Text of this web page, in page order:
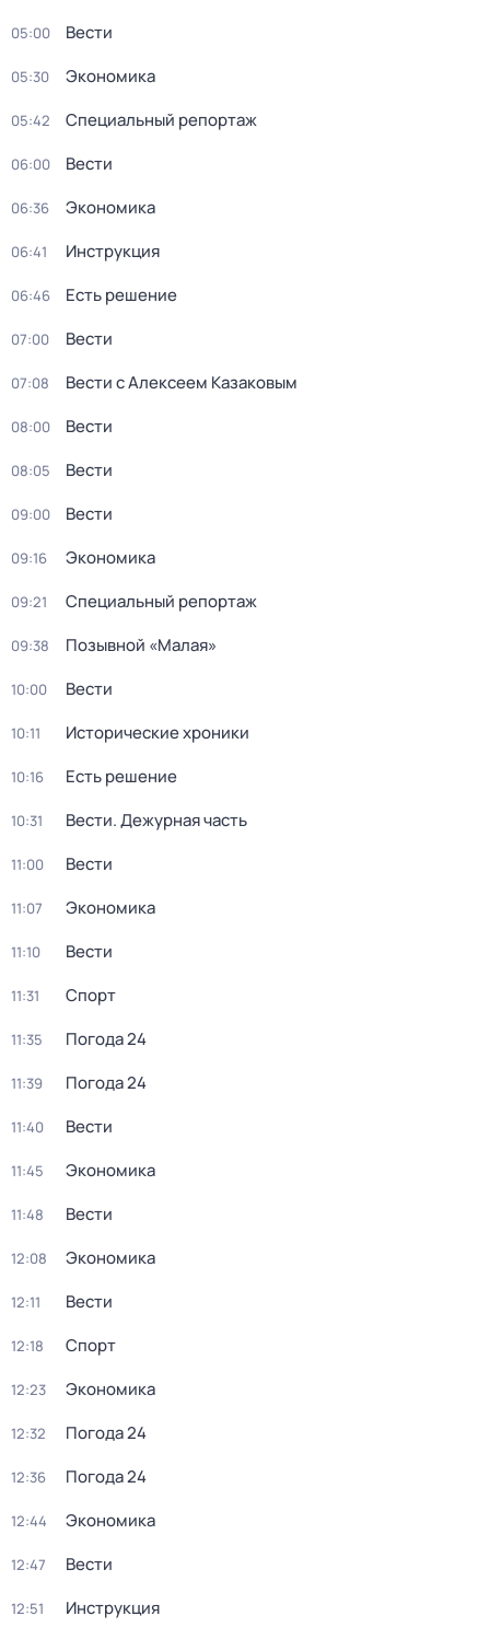
05:00 Вести
05:30 Экономика
05:42 Специальный репортаж
06:00 Вести
06:36 Экономика
06:41 Инструкция
06:46 Есть решение
07:00 Вести
07:08 Вести с Алексеем Казаковым
08:00 Вести
08:05 Вести
09:00 Вести
09:16 Экономика
09:21 Специальный репортаж
09:38 Позывной «Малая»
10:00 Вести
10:11 Исторические хроники
10:16 Есть решение
10:31 Вести. Дежурная часть
11:00 Вести
11:07 Экономика
11:10 Вести
11:31 Спорт
11:35 Погода 24
11:39 Погода 24
11:40 Вести
11:45 Экономика
11:48 Вести
12:08 Экономика
12:11 Вести
12:18 Спорт
12:23 Экономика
12:32 Погода 24
12:36 Погода 24
12:44 Экономика
12:47 Вести
12:51 Инструкция